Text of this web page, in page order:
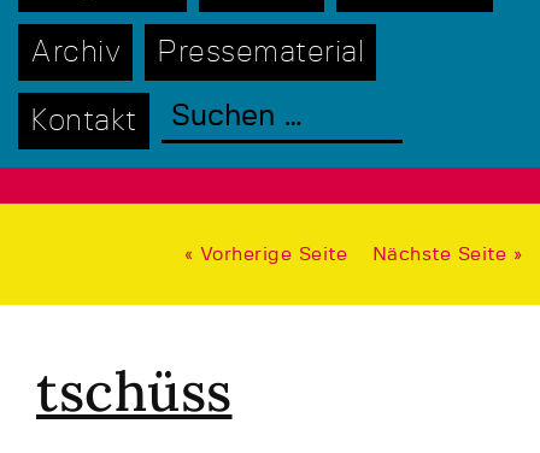
Archiv Pressematerial
Kontakt
« Vorherige Seite Nächste Seite »
tschüss